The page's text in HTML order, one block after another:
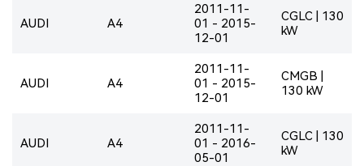
AUDI A4
2011-11-
01 - 2015-
12-01
CGLC | 130
kW
AUDI A4
2011-11-
01 - 2015-
12-01
CMGB |
130 kW
AUDI A4
2011-11-
01 - 2016-
05-01
CGLC | 130
kW